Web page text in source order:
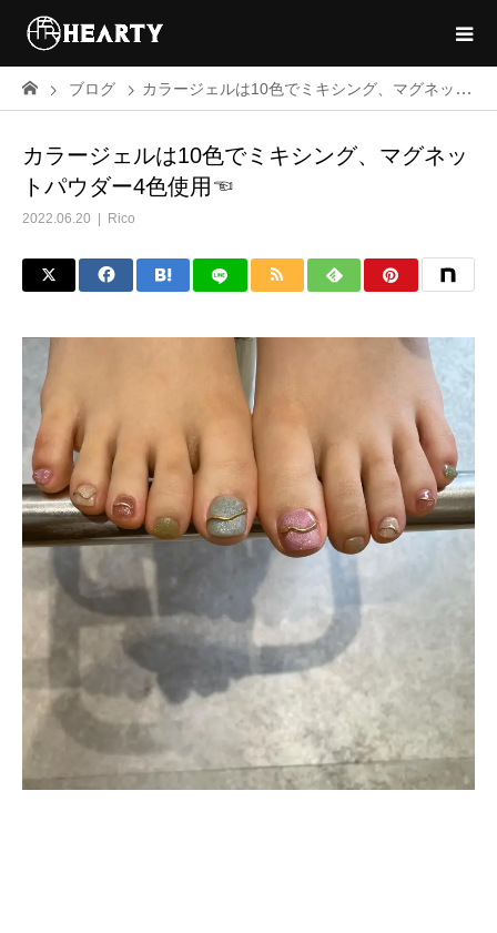
ブログ カラージェルは10色でミキシング、マグネットパウダー4色使用☜
カラージェルは10色でミキシング、マグネッ
トパウダー4色使用☜
2022.06.20 Rico